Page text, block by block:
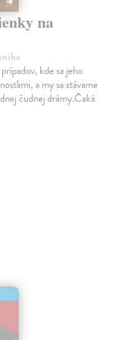
na
kde sa jeho
a my sa stávame
čudnej drámy.Čaká